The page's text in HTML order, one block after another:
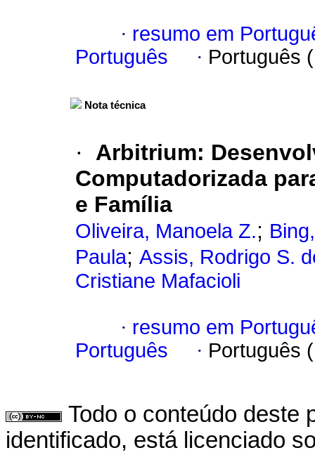
· resumo em
Português
· Português
Nota técnica
· Arbitrium:
Computadorizada
e Família
Oliveira, Manoela Z.;
Paula; Assis, Rodrigo S.
Cristiane Mafacioli
· resumo em
Português
· Português
Todo o conteúdo deste
identificado, está licenciado